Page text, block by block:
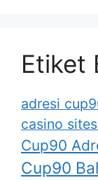
Etiket
adresi
casino
Cup90
Cup90